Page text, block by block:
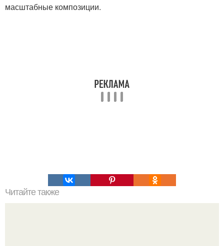
масштабные композиции.
Читайте также